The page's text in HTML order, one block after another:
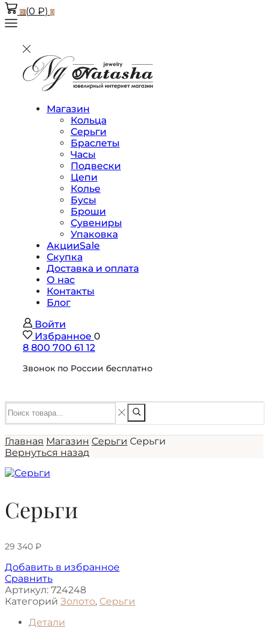
0 (0 ₽) 0
Магазин
Кольца
Серьги
Браслеты
Часы
Подвески
Цепи
Колье
Бусы
Броши
Сувениры
Упаковка
АкцииSale
Скупка
Доставка и оплата
О нас
Контакты
Блог
Войти
Избранное 0
8 800 700 61 12
Звонок по России бесплатно
Главная Магазин Серьги Серьги
Вернуться назад
Серьги
29 340 ₽
Добавить в избранное
Сравнить
Артикул: 724248
Категорий Золото, Серьги
Детали